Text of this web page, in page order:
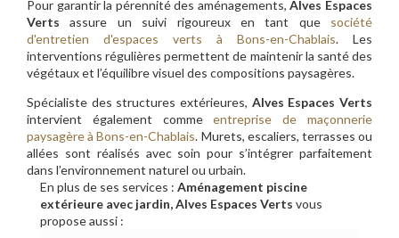
Pour garantir la pérennité des aménagements,Alves Espaces
Verts assure un suivi rigoureux en tant que société
d'entretien d'espaces verts à Bons-en-Chablais. Les
interventions régulières permettent de maintenir la santé des
végétaux et l’équilibre visuel des compositions paysagères.
Spécialiste des structures extérieures, Alves Espaces Verts
intervient également commeentreprise de maçonnerie
paysagère à Bons-en-Chablais. Murets, escaliers, terrasses ou
allées sont réalisés avec soin pour s’intégrer parfaitement
dans l’environnement naturel ou urbain.
En plus de ses services : Aménagement piscine
extérieure avec jardin, Alves Espaces Verts vous
propose aussi :